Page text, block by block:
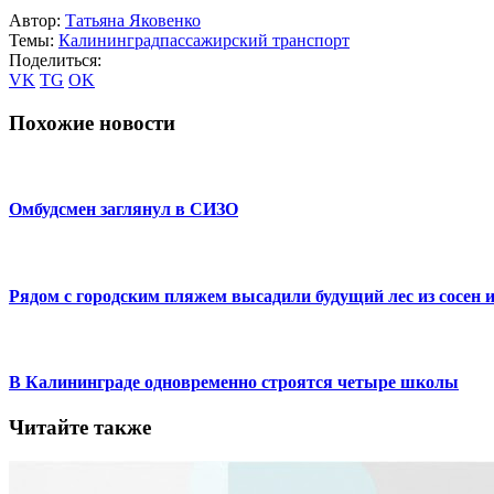
Автор: Татьяна Яковенко
Темы: Калининградпассажирский транспорт
Поделиться:
VK TG OK
Похожие новости
Омбудсмен заглянул в СИЗО
Рядом с городским пляжем высадили будущий лес из сосен и
В Калининграде одновременно строятся четыре школы
Читайте также